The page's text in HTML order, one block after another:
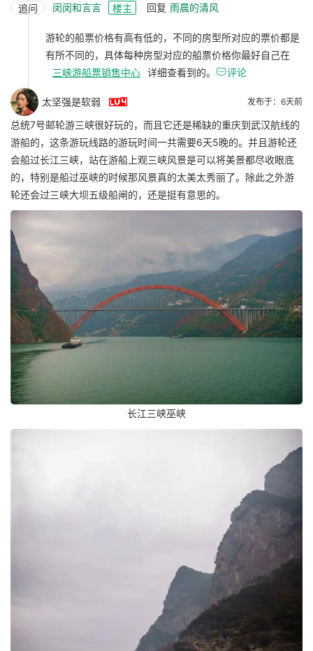
追问 闵闵和言言 楼主 回复 雨晨的清风
游轮的船票价格有高有低的，不同的房型所对应的票价都是
有所不同的，具体每种房型对应的船票价格你最好自己在
三峡游船票销售中心 详细查看到的。 评论
太坚强是软弱  发布于：6天前
总统7号邮轮游三峡很好玩的，而且它还是稀缺的重庆到武汉航线的
游船的，这条游玩线路的游玩时间一共需要6天5晚的。并且游轮还
会船过长江三峡，站在游船上观三峡风景是可以将美景都尽收眼底
的，特别是船过巫峡的时候那风景真的太美太秀丽了。除此之外游
轮还会过三峡大坝五级船闸的，还是挺有意思的。
长江三峡巫峡